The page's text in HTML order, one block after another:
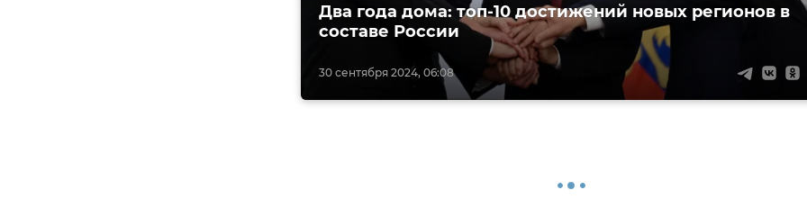
30 сентября 2024, 06:08
Два года дома: топ-10 достижений новых регионов в
составе России